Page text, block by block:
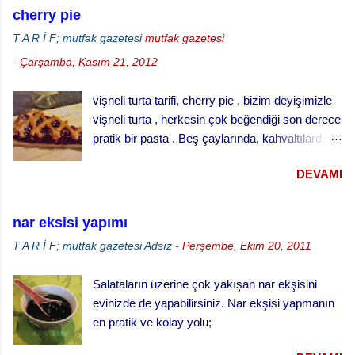
kenarlı tepside pişirmeyi öneriyoruz.
cherry pie
T A R İ F; mutfak gazetesi mutfak gazetesi
- Çarşamba, Kasım 21, 2012
vişneli turta tarifi, cherry pie , bizim deyişimizle
vişneli turta , herkesin çok beğendiği son derece
pratik bir pasta . Beş çaylarında, kahvaltılarda
ikram edebileceğiniz klasik bir ikramlık. vişneli
sıcaklığında) 1 yumurta 1/3 su bardağı soğuk
su Çay kaşığının ucuyla tuz 1 tatlı kaşığı elma
vişne reçeli vişneli turta yapılışı,
DEVAMI
nar eksisi yapımı
T A R İ F; mutfak gazetesiAdsız - Perşembe, Ekim 20, 2011
Salataların üzerine çok yakışan nar ekşisini
evinizde de yapabilirsiniz. Nar ekşisi yapmanın
en pratik ve kolay yolu;